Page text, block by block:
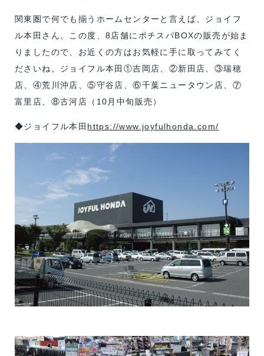
関東圏で何でも揃うホームセンターと言えば、ジョイフ
ル本田さん。この度、8店舗にポチスパBOXの販売が始ま
りましたので、お近くの方はお気軽に手に取ってみてく
ださいね。ジョイフル本田①吉岡店、②新田店、③瑞穂
店、④荒川沖店、⑤守谷店、⑥千葉ニュータウン店、⑦
富里店、⑧古河店（10月中旬販売）
◆ジョイフル本田 https://www.joyfulhonda.com/